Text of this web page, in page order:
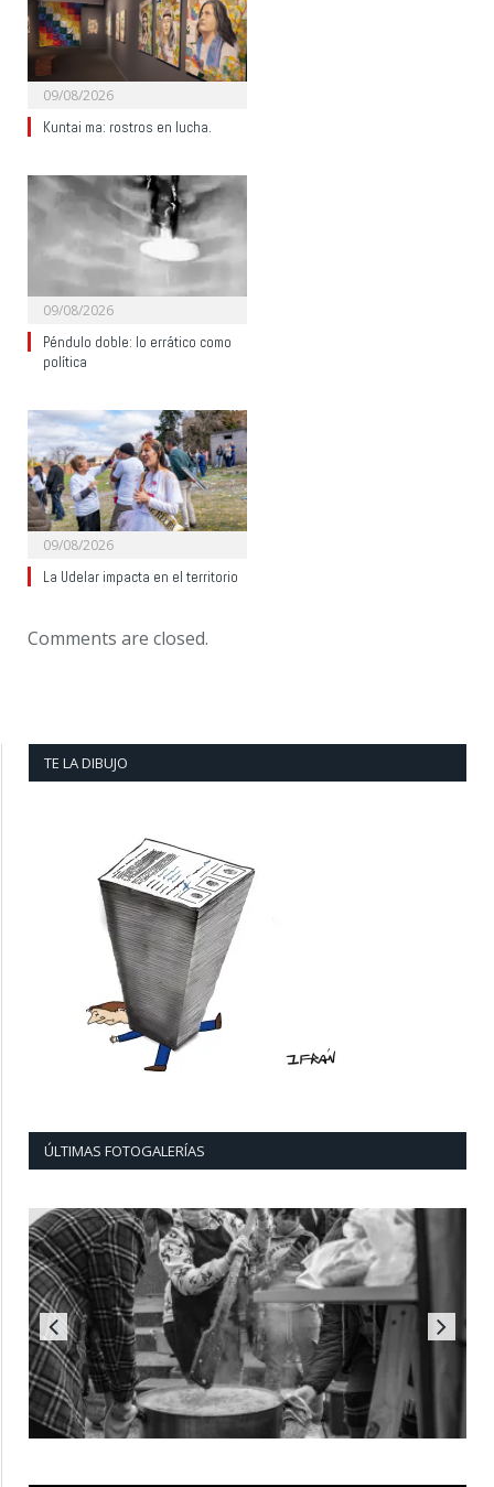
09/08/2026
Kuntai ma: rostros en lucha.
09/08/2026
Péndulo doble: lo errático como
política
09/08/2026
La Udelar impacta en el territorio
Comments are closed.
TE LA DIBUJO
ÚLTIMAS FOTOGALERÍAS